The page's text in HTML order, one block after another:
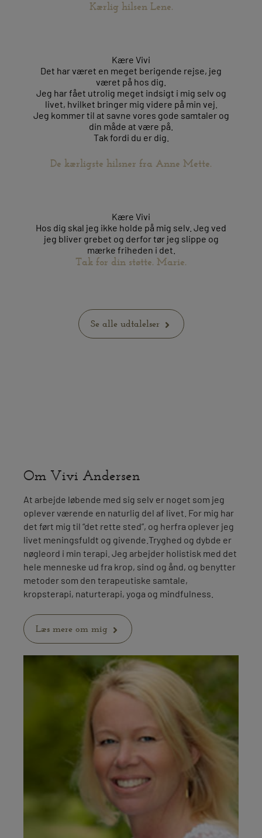
Kærlig hilsen Lene.
Kære Vivi
Det har været en meget berigende rejse, jeg
været på hos dig.
Jeg har fået utrolig meget indsigt i mig selv og
livet, hvilket bringer mig videre på min vej.
Jeg kommer til at savne vores gode samtaler og
din måde at være på.
Tak fordi du er dig.
De kærligste hilsner fra Anne Mette.
Kære Vivi
Hos dig skal jeg ikke holde på mig selv. Jeg ved
jeg bliver grebet og derfor tør jeg slippe og
mærke friheden i det.
Tak for din støtte. Marie.
Se alle udtalelser
Om Vivi Andersen
At arbejde løbende med sig selv er noget som jeg
oplever værende en naturlig del af livet. For mig har
det ført mig til “det rette sted”, og herfra oplever jeg
livet meningsfuldt og givende.Tryghed og dybde er
nøgleord i min terapi. Jeg arbejder holistisk med det
hele menneske ud fra krop, sind og ånd, og benytter
metoder som den terapeutiske samtale,
kropsterapi, naturterapi, yoga og mindfulness.
Læs mere om mig